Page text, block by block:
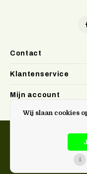
Contact
Klantenservice
Mijn account
Wij slaan cookies